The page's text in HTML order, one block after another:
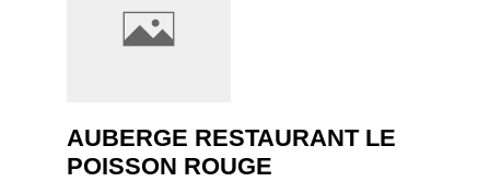
AUBERGE RESTAURANT LE
POISSON ROUGE